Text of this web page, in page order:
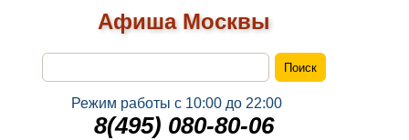
Афиша Москвы
Режим работы с 10:00 до 22:00
8(495) 080-80-06